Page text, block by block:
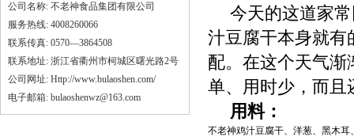
公司名称: 不老神食品集团有限公司
服务热线: 4008260066
联系传真: 0570—3864508
联系地址: 浙江省衢州市柯城区曙光路2号
公司网址: Http://www.bulaoshen.com/
电子邮箱: bulaoshenwz@163.com
今天的这道家
汁豆腐干本身就有
配。在这个天气
单、用时少，而且
用料：
不老神鸡汁豆腐干、 洋葱、 黑木耳